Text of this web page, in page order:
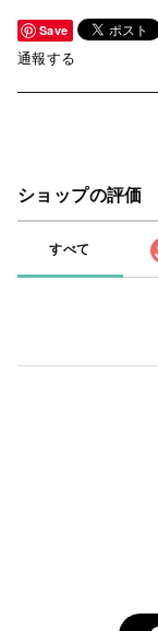
Save
通報する
ショップの評価
すべて